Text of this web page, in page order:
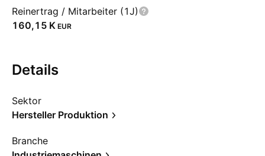
Reinertrag / Mitarbeiter (1J)
‪160,15 K‬ EUR
Details
Sektor
Hersteller Produktion
Branche